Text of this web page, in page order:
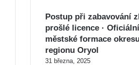
Postup při zabavování
prošlé licence ·
městské formace
regionu Oryol
31 března, 2025